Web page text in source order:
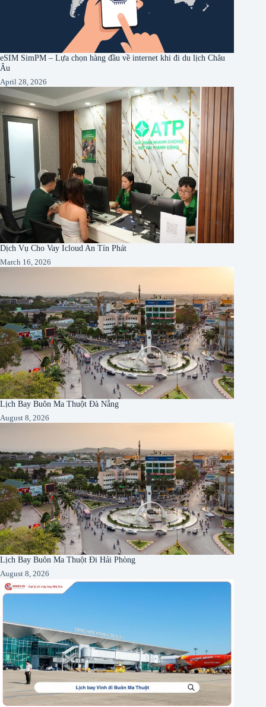
eSIM SimPM – Lựa chọn hàng đầu về internet khi đi du lịch Châu
Âu
April 28, 2026
Dịch Vụ Cho Vay Icloud An Tín Phát
March 16, 2026
Lịch Bay Buôn Ma Thuột Đà Nẵng
August 8, 2026
Lịch Bay Buôn Ma Thuột Đi Hải Phòng
August 8, 2026